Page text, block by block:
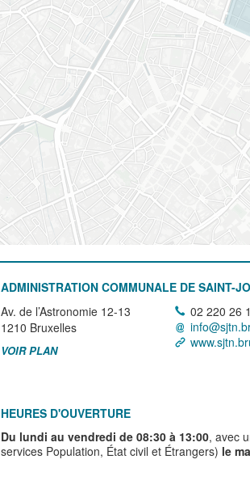
ADMINISTRATION COMMUNALE DE SAINT-
Av. de l’Astronomie 12-13
1210 Bruxelles
VOIR PLAN
02 220 26
HEURES D'OUVERTURE
Du lundi au vendredi de 08:30 à 13:00, avec
services Population, État civil et Étrangers) le